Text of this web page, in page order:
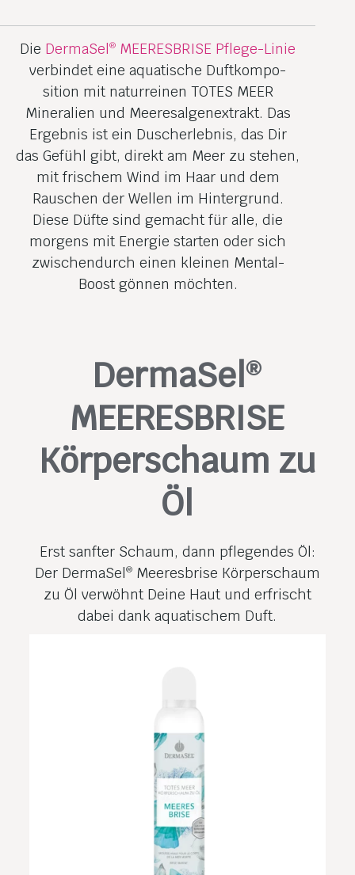
Die DermaSel® MEERESBRISE Pflege-Linie
verbindet eine aquatische Duftkompo­
sition mit naturreinen TOTES MEER
Mineralien und Meeresalgen­extrakt. Das
Ergebnis ist ein Duscherlebnis, das Dir
das Gefühl gibt, direkt am Meer zu stehen,
mit frischem Wind im Haar und dem
Rauschen der Wellen im Hintergrund.
Diese Düfte sind gemacht für alle, die
morgens mit Energie starten oder sich
zwischen­durch einen kleinen Mental-
Boost gönnen möchten.
DermaSel®
MEERESBRISE
Körperschaum zu
Öl
Erst sanfter Schaum, dann pflegendes Öl:
Der DermaSel®Meeresbrise Körper­schaum
zu Öl verwöhnt Deine Haut und erfrischt
dabei dank aquatischem Duft.